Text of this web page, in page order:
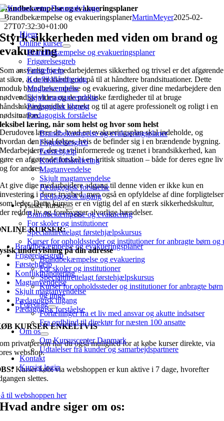
Skip
to
content
Toggle
Navigation
Hjem
Online kurser
Brandbekæmpelse og evakueringsplaner
Frigørelsesgreb
Førstehjælp
Konflikthåndtering
Magtanvendelse
Skjult magtanvendelse
Pædagogisk tilgang
Pædagogisk forståelse
læring, når som helst og hvor som helst
Brandbekæmpelse og evakueringsplaner
Frigørelsesgreb
Førstehjælp
Konflikthåndtering
Magtanvendelse
Skjult magtanvendelse
Pædagogisk forståelse
Pædagogisk tilgang
Fysiske kurser
Brandbekæmpelse og evakuering
For skoler og institutioner
Specialtilrettelagt førstehjælpskursus
Kurser for opholdssteder og institutioner for anbragte børn og
undervisning på din adresse
Brandbekæmpelse og evakuering
For skoler og institutioner
Specialtilrettelagt førstehjælpskursus
Kurser for opholdssteder og institutioner for anbragte børn
og unge
Foredrag
Fortællinger fra et liv med ansvar og akutte indsatser
Fra ordblind til direktør for næsten 100 ansatte
Om os
Om Kursuscenter Danmark
Udtalelser fra kunder og samarbejdspartnere
Kontakt
Kursist login
Brandbekæmpelse og evakueringsplaner
Brandbekæmpelse og evakueringsplanerMartinMeyer2025-02-
27T07:32:30+01:00
Styrk sikkerheden med viden om brand og
evakuering
Som ansvarlig for medarbejdernes sikkerhed og trivsel er det afgørende
at sikre, at de er klædt godt på til at håndtere brandsituationer. Dette
modul, brandbekæmpelse og evakuering, giver dine medarbejdere den
nødvendige viden og de praktiske færdigheder til at bruge
håndslukningsmidler korrekt og til at agere professionelt og roligt i en
nødsituation.
Derudover lærer de, hvad en evakueringsplan skal indeholde, og
hvordan den skal følges, hvis de befinder sig i en brændende bygning.
Medarbejdere, der er velinformerede og trænet i brandsikkerhed, kan
gøre en afgørende forskel i en kritisk situation – både for deres egne liv
og for andres.
At give dine medarbejdere adgang til denne viden er ikke kun en
investering i deres tryghed, men også en opfyldelse af dine forpligtelser
som leder. Dette kursus er en vigtig del af en stærk sikkerhedskultur,
der redder liv og forebygger alvorlige hændelser.
KURSER:
Brandbekæmpelse og evakueringsplaner
Frigørelsesgreb
Førstehjælp
Konflikthåndtering
Magtanvendelse
Skjult magtanvendelse
Pædagogisk tilgang
Pædagogisk forståelse
KURSER ENKELTVIS
privatperson har du også mulighed for at købe kurser direkte, via
webshop.
Kurser købt via webshoppen er kun aktive i 7 dage, hvorefter
slettes.
til webshoppen her
Hvad andre siger om os: